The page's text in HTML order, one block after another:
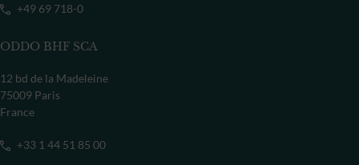
+49 69 718-0
ODDO BHF SCA
12 bd de la Madeleine
75009 Paris
France
+33 1 44 51 85 00